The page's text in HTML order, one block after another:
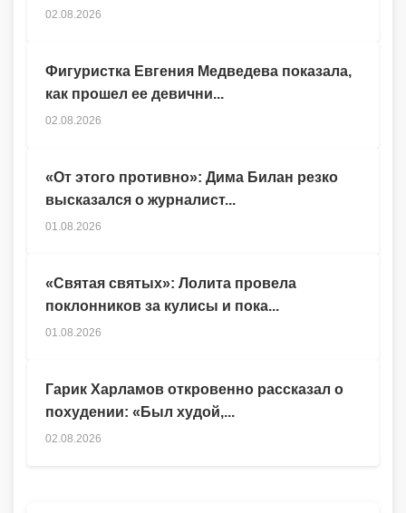
Гарик Харламов откровенно рассказал о
похудении: «Был худой,...
02.08.2026
02.08.2026
Фигуристка Евгения Медведева показала,
как прошел ее девични...
02.08.2026
«От этого противно»: Дима Билан резко
высказался о журналист...
01.08.2026
«Святая святых»: Лолита провела
поклонников за кулисы и пока...
01.08.2026